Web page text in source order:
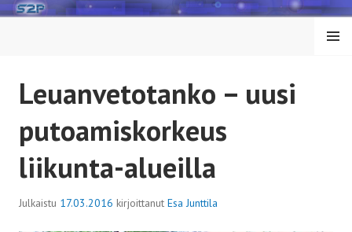
Siirry
VALIK
KO
Leuanvetotanko – uusi
putoamiskorkeus
liikunta-alueilla
Julkaistu 17.03.2016 kirjoittanut Esa Junttila